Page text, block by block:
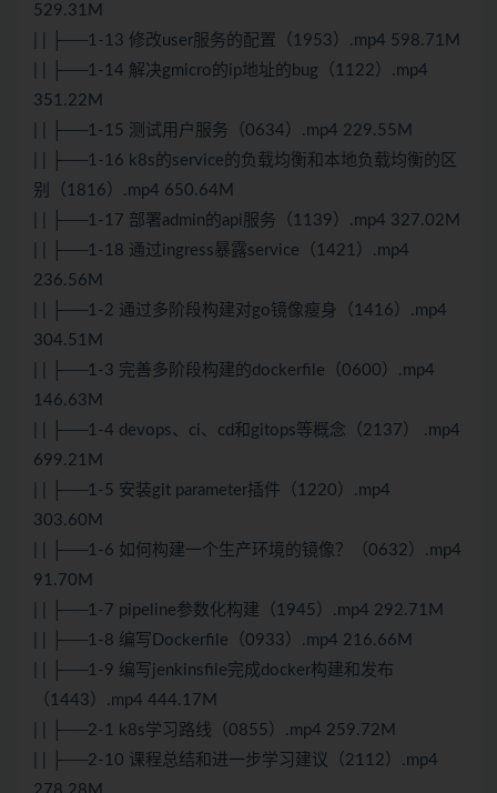
529.31M
| | ├──1-13 修改user服务的配置（1953）.mp4 598.71M
| | ├──1-14 解决gmicro的ip地址的bug（1122）.mp4
351.22M
| | ├──1-15 测试用户服务（0634）.mp4 229.55M
| | ├──1-16 k8s的service的负载均衡和本地负载均衡的区
别（1816）.mp4 650.64M
| | ├──1-17 部署admin的api服务（1139）.mp4 327.02M
| | ├──1-18 通过ingress暴露service（1421）.mp4
236.56M
| | ├──1-2 通过多阶段构建对go镜像瘦身（1416）.mp4
304.51M
| | ├──1-3 完善多阶段构建的dockerfile（0600）.mp4
146.63M
| | ├──1-4 devops、ci、cd和gitops等概念（2137） .mp4
699.21M
| | ├──1-5 安装git parameter插件（1220）.mp4
303.60M
| | ├──1-6 如何构建一个生产环境的镜像？（0632）.mp4
91.70M
| | ├──1-7 pipeline参数化构建（1945）.mp4 292.71M
| | ├──1-8 编写Dockerfile（0933）.mp4 216.66M
| | ├──1-9 编写jenkinsfile完成docker构建和发布
（1443）.mp4 444.17M
| | ├──2-1 k8s学习路线（0855）.mp4 259.72M
| | ├──2-10 课程总结和进一步学习建议（2112）.mp4